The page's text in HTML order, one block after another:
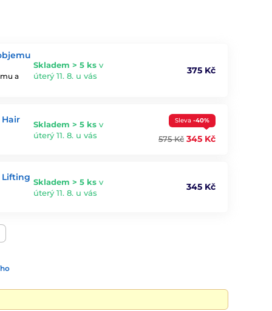
a
Skladem > 5 ks v
úterý 11. 8. u vás
375 Kč
Hair Skladem > 5 ks v
úterý 11. 8. u vás
Sleva -40%
575 Kč 345 Kč
Lifting Skladem > 5 ks v
úterý 11. 8. u vás
345 Kč